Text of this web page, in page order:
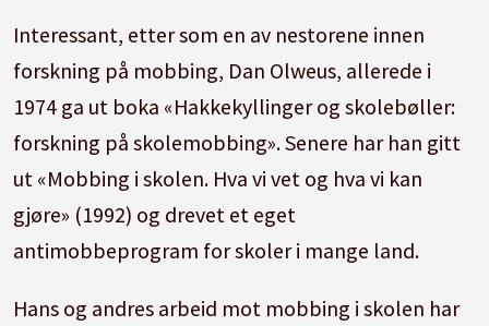
Interessant, etter som en av nestorene innen
forskning på mobbing, Dan Olweus, allerede i
1974 ga ut boka «Hakkekyllinger og skolebøller:
forskning på skolemobbing». Senere har han gitt
ut «Mobbing i skolen. Hva vi vet og hva vi kan
gjøre» (1992) og drevet et eget
antimobbeprogram for skoler i mange land.
Hans og andres arbeid mot mobbing i skolen har